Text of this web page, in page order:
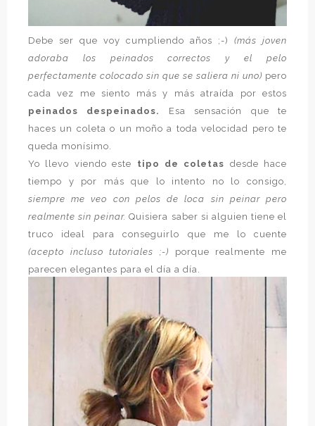
Debe ser que voy cumpliendo años ;-) (más joven
adoraba los peinados correctos y el pelo
perfectamente colocado sin que se saliera ni uno) pero
cada vez me siento más y más atraída por estos
peinados despeinados.
Esa sensación que te
haces un coleta o un moño a toda velocidad pero te
queda monísimo.
Yo llevo viendo este tipo de coletas desde hace
tiempo y por más que lo intento no lo consigo,
siempre me veo con pelos de loca sin peinar pero
realmente sin peinar. Quisiera saber si alguien tiene el
truco ideal para conseguirlo que me lo cuente
(acepto incluso tutoriales ;-) porque realmente me
parecen elegantes para el día a día.